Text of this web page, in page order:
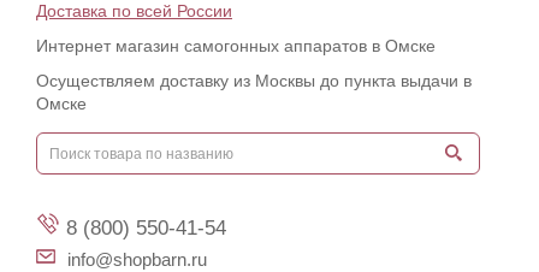
Доставка по всей России
Интернет магазин самогонных аппаратов в Омске
Осуществляем доставку из Москвы до пункта выдачи в
Омске
8 (800) 550-41-54
info@shopbarn.ru